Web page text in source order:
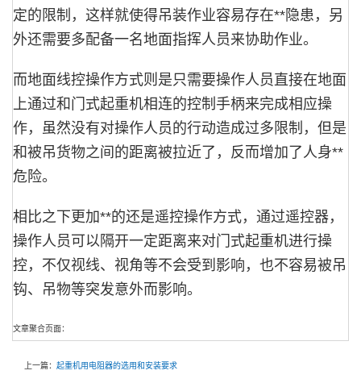
定的限制，这样就使得吊装作业容易存在**隐患，另
外还需要多配备一名地面指挥人员来协助作业。
而地面线控操作方式则是只需要操作人员直接在地面
上通过和门式起重机相连的控制手柄来完成相应操
作，虽然没有对操作人员的行动造成过多限制，但是
和被吊货物之间的距离被拉近了，反而增加了人身**
危险。
相比之下更加**的还是遥控操作方式，通过遥控器，
操作人员可以隔开一定距离来对门式起重机进行操
控，不仅视线、视角等不会受到影响，也不容易被吊
钩、吊物等突发意外而影响。
文章聚合页面：
上一篇： 起重机用电阻器的选用和安装要求